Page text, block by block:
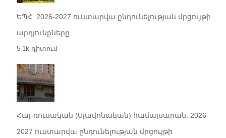
ԵՊՀ. 2026-2027 ուստարվա ընդունելության մրցույթի
արդյունքները
5.1k դիտում
Հայ-ռուսական (Սլավոնական) համալսարան. 2026-
2027 ուստարվա ընդունելության մրցույթի